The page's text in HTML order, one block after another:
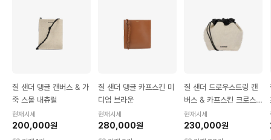
질 샌더 탱글 캔버스 & 가
죽 스몰 내츄럴
현재시세
200,000원
질 샌더 탱글 카프스킨 미
디엄 브라운
현재시세
280,000원
질 샌더 드로우스트링 캔
버스 & 카프스킨 크로스바
디 스몰 베이지
현재시세
230,000원